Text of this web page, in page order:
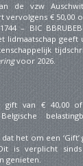
de vzw
vervolgens € 50,00
– BIC
lidmaatschap
voor 2026.
gift van € 40,00
het om een
is verplicht
genieten.